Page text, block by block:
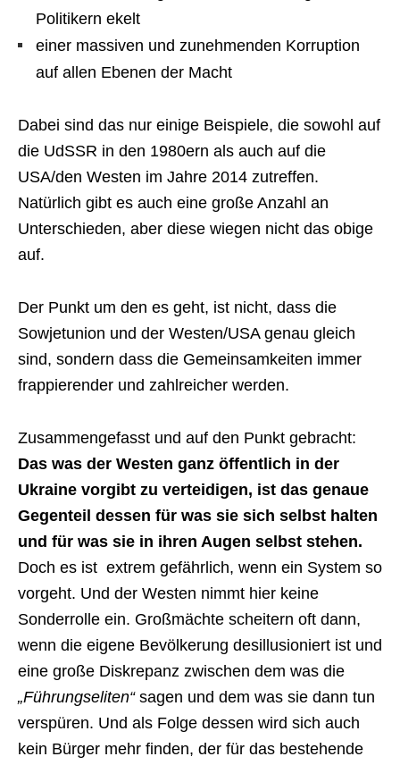
Politikern ekelt
einer massiven und zunehmenden Korruption
auf allen Ebenen der Macht
Dabei sind das nur einige Beispiele, die sowohl auf
die UdSSR in den 1980ern als auch auf die
USA/den Westen im Jahre 2014 zutreffen.
Natürlich gibt es auch eine große Anzahl an
Unterschieden, aber diese wiegen nicht das obige
auf.
Der Punkt um den es geht, ist nicht, dass die
Sowjetunion und der Westen/USA genau gleich
sind, sondern dass die Gemeinsamkeiten immer
frappierender und zahlreicher werden.
Zusammengefasst und auf den Punkt gebracht:
Das was der Westen ganz öffentlich in der
Ukraine vorgibt zu verteidigen, ist das genaue
Gegenteil dessen für was sie sich selbst halten
und für was sie in ihren Augen selbst stehen.
Doch es ist extrem gefährlich, wenn ein System so
vorgeht. Und der Westen nimmt hier keine
Sonderrolle ein. Großmächte scheitern oft dann,
wenn die eigene Bevölkerung desillusioniert ist und
eine große Diskrepanz zwischen dem was die
„Führungseliten“sagen und dem was sie dann tun
verspüren. Und als Folge dessen wird sich auch
kein Bürger mehr finden, der für das bestehende